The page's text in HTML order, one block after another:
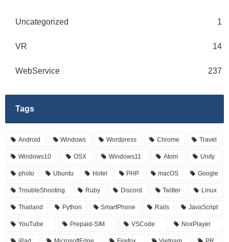
Uncategorized 1
VR 14
WebService 237
Tags
Android Windows Wordpress Chrome Travel
Windows10 OSX Windows11 Atom Unity
photo Ubuntu Hotel PHP macOS Google
TroubleShooting Ruby Discord Twitter Linux
Thailand Python SmartPhone Rails JavaScript
YouTube Prepaid-SIM VSCode NoxPlayer